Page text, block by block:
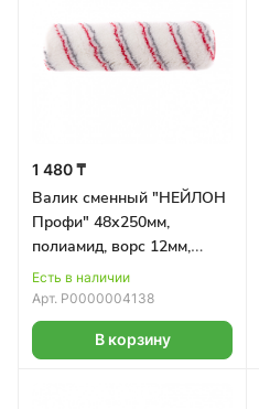
1 480 ₸
Валик сменный "НЕЙЛОН
Профи" 48х250мм,
полиамид, ворс 12мм,
бюгель 8мм MATRIX
Есть в наличии
Арт. Р0000004138
В корзину